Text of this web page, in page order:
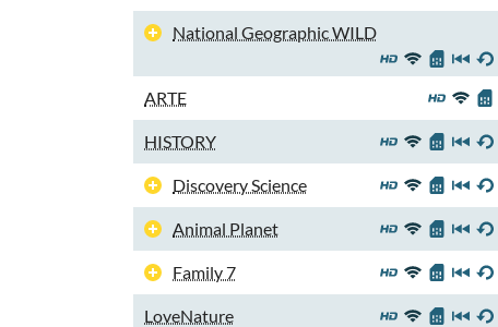
National Geographic WILD
ARTE
HISTORY
Discovery Science
Animal Planet
Family 7
LoveNature